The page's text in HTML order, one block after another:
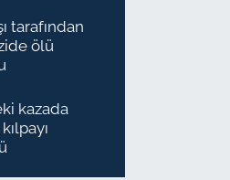
tarafından
ölü
kazada